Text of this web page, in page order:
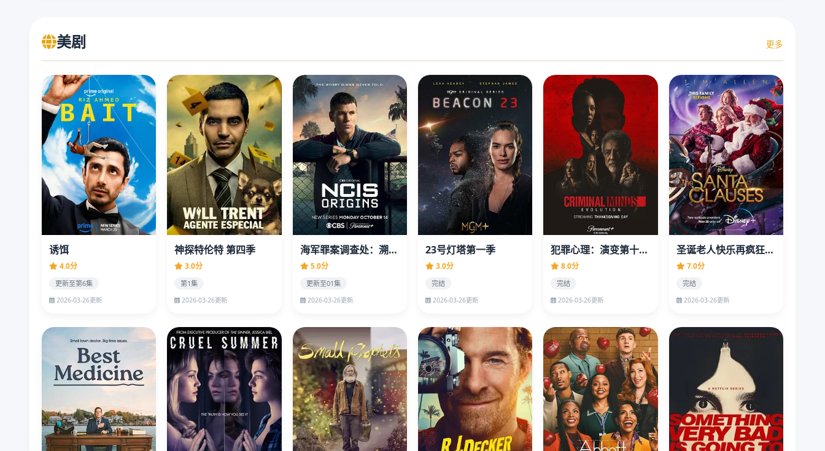
美剧 更多
诱饵
4.0分
更新至第6集
2026-03-26更新
神探特伦特 第四季
3.0分
第1集
2026-03-26更新
海军罪案调查处：溯源第二季
5.0分
更新至01集
2026-03-26更新
23号灯塔第一季
3.0分
完结
2026-03-26更新
犯罪心理：演变第十六季
8.0分
完结
2026-03-26更新
圣诞老人快乐再疯狂第一季
7.0分
完结
2026-03-26更新